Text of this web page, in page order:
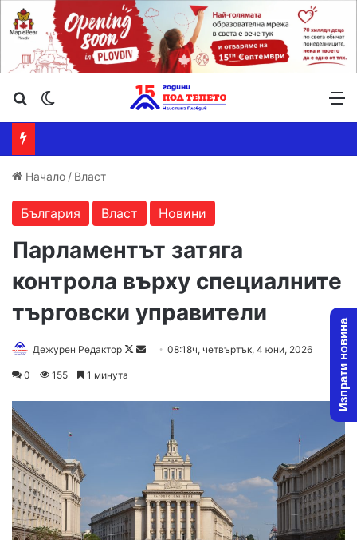
Търсене ...
Начало / Власт
България Власт Новини
Парламентът затяга
контрола върху специалните
търговски управители
Дежурен Редактор
Follow
Send08:18ч, четвъртък, 4 юни, 2026
0 155 1 минута Изпрати новина